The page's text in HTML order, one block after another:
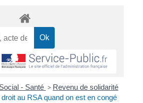
Social - Santé > Revenu de solidarité
au RSA quand on est en congé